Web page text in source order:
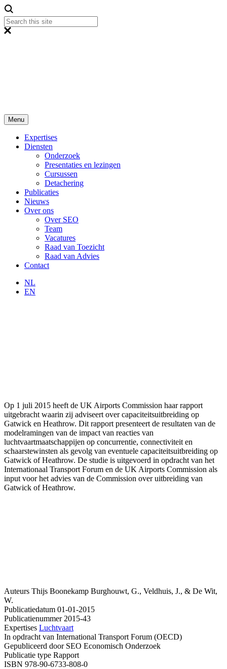
Menu
Expertises
Diensten
Onderzoek
Presentaties en lezingen
Cursussen
Detachering
Publicaties
Nieuws
Over ons
Over SEO
Team
Vacatures
Raad van Toezicht
Raad van Advies
Contact
NL
EN
Op 1 juli 2015 heeft de UK Airports Commission haar rapport
uitgebracht waarin zij adviseert over capaciteitsuitbreiding op
Gatwick en Heathrow. Dit rapport presenteert de resultaten van de
modelramingen van de impact van reacties van
luchtvaartmaatschappijen op concurrentie, connectiviteit en
schaarstewinsten als gevolg van eventuele capaciteitsuitbreiding op
Gatwick of Heathrow. De studie is uitgevoerd in opdracht van het
Internationaal Transport Forum en de UK Airports Commission als
input voor het advies van de Commission over uitbreiding van
Gatwick of Heathrow.
Auteurs Thijs Boonekamp Burghouwt, G., Veldhuis, J., & De Wit,
W.
Publicatiedatum 01-01-2015
Publicatienummer2015-43
Expertises Luchtvaart
In opdracht van International Transport Forum (OECD)
Gepubliceerd doorSEO Economisch Onderzoek
Publicatie type Rapport
ISBN 978-90-6733-808-0